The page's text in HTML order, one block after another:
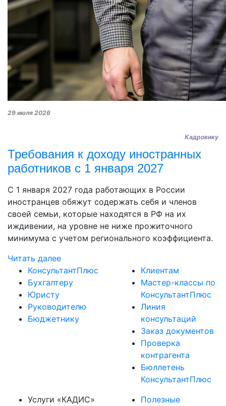
29 июля 2026
Кадровику
Требования к доходу иностранных
работников с 1 января 2027
С 1 января 2027 года работающих в России
иностранцев обяжут содержать себя и членов
своей семьи, которые находятся в РФ на их
иждивении, на уровне не ниже прожиточного
минимума с учетом регионального коэффициента.
Читать далее
КонсультантПлюс
Бухгалтеру
Юристу
Руководителю
Бюджетнику
Клиентам
Мастер-классы по
КонсультантПлюс
Линия
консультаций
Заказ документов
Проверка
контрагента
Бюллетень
КонсультантПлюс
Услуги «КАДИС»
Полезные